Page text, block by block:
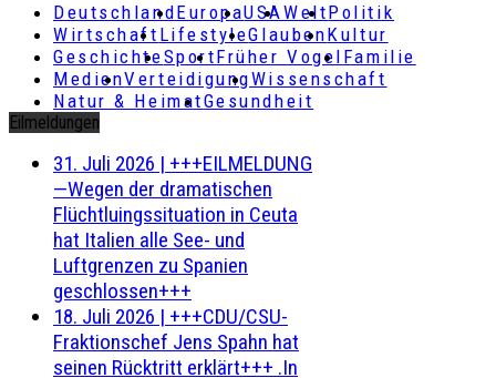
DeutschlandEuropaUSAWeltPolitik
Wirtschaft LifestyleGlaubenKultur
GeschichteSportFrüher Vogel Familie
MedienVerteidigungWissenschaft
Natur & HeimatGesundheit
Eilmeldungen
31. Juli 2026 | +++EILMELDUNG
—Wegen der dramatischen
Flüchtluingssituation in Ceuta
hat Italien alle See- und
Luftgrenzen zu Spanien
geschlossen+++
18. Juli 2026 | +++CDU/CSU-
Fraktionschef Jens Spahn hat
seinen Rücktritt erklärt+++ .In